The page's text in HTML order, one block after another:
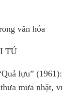
văn hóa
TÚ
lựu”
mưa nhặt,